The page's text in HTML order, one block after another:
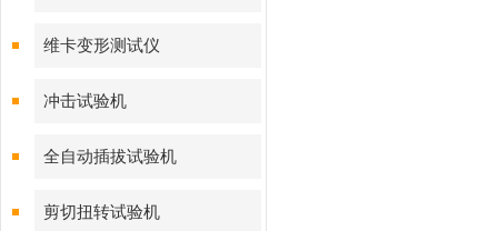
维卡变形测试仪
冲击试验机
全自动插拔试验机
剪切扭转试验机